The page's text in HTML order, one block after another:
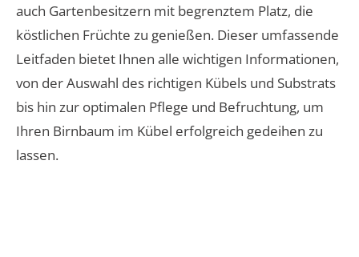
auch Gartenbesitzern mit begrenztem Platz, die
köstlichen Früchte zu genießen. Dieser umfassende
Leitfaden bietet Ihnen alle wichtigen Informationen,
von der Auswahl des richtigen Kübels und Substrats
bis hin zur optimalen Pflege und Befruchtung, um
Ihren Birnbaum im Kübel erfolgreich gedeihen zu
lassen.